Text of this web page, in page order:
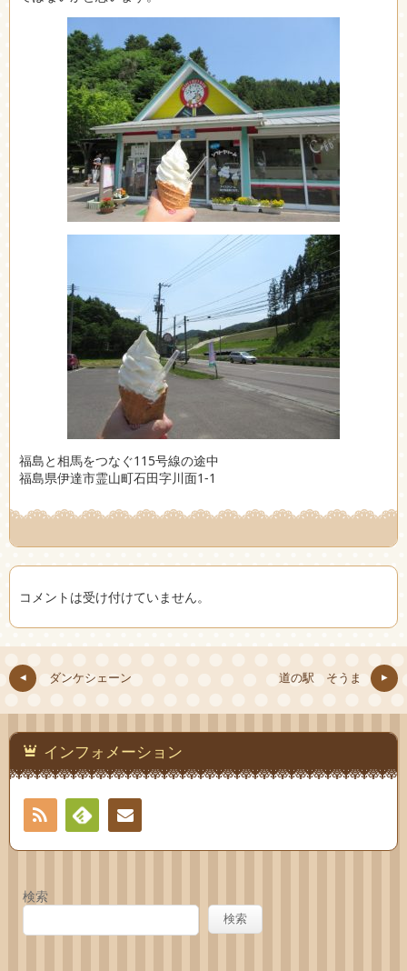
福島と相馬をつなぐ115号線の途中
福島県伊達市霊山町石田字川面1-1
コメントは受け付けていません。
ダンケシェーン 道の駅 そうま
インフォメーション
RSS
Feedlyお問
検索
検索